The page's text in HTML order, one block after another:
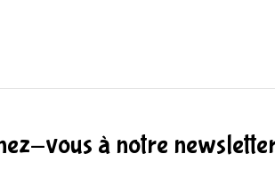
vous à notre